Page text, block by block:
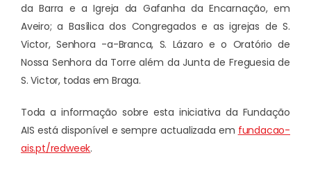
da Barra e a Igreja da Gafanha da Encarnação, em
Aveiro; a Basílica dos Congregados e as igrejas de S.
Victor, Senhora -a-Branca, S. Lázaro e o Oratório de
Nossa Senhora da Torre além da Junta de Freguesia de
S. Victor, todas em Braga.
Toda a informação sobre esta iniciativa da Fundação
AIS está disponível e sempre actualizada em fundacao-
ais.pt/redweek.